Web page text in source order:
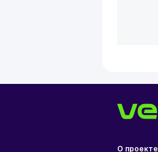
О проекте